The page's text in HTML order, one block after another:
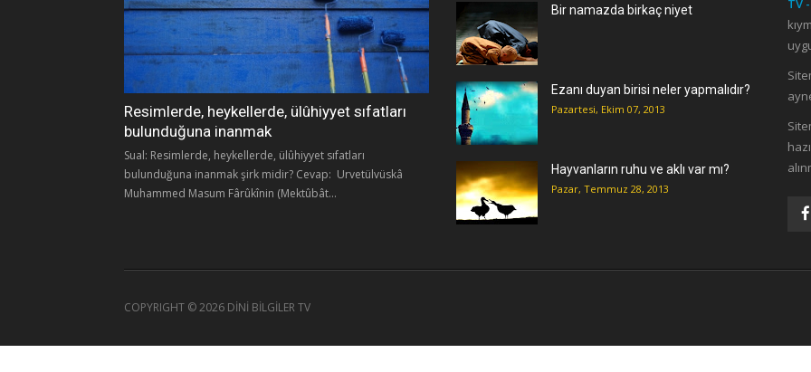
Resimlerde, heykellerde, ülûhiyyet sıfatları
bulunduğuna inanmak
Sual: Resimlerde, heykellerde, ülûhiyyet sıfatları
bulunduğuna inanmak şirk midir? Cevap: Urvetülvüskâ
Muhammed Masum Fârûkînin (Mektûbât...
Bir namazda birkaç niyet
Ezanı duyan birisi neler yapmalıdır?
Pazartesi, Ekim 07, 2013
Hayvanların ruhu ve aklı var mı?
Pazar, Temmuz 28, 2013
TV
COPYRIGHT ©2026 DİNİ BİLGİLER TV